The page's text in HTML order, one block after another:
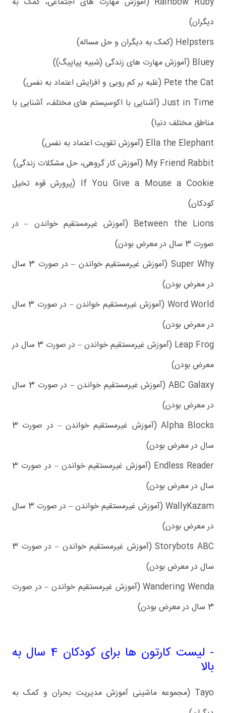
دیگران)
Helpsters (کمک به دیگران و حل مساله)
Bluey (آموزش مهارت های زندگی (شبیه پپاپیگ))
Pete the Cat (غلبه بر کم رویی و افزایش اعتماد به نفس)
Just in Time (آشنایی با اکوسیستم های مختلف، آشنایی با
مناطق مختلف دنیا)
Ella the Elephant (آموزش تقویت اعتماد به نفس)
My Friend Rabbit (آموزش کار گروهی، حل مشکلات زندگی)
If You Give a Mouse a Cookie (پرورش قوه تخیل
کودکان)
Between the Lions (آموزش غیرمستقیم خواندن – در
صورت 3 سال در معرض بودن)
Super Why (آموزش غیرمستقیم خواندن – در صورت 3 سال
در معرض بودن)
Word World (آموزش غیرمستقیم خواندن – در صورت 3 سال
در معرض بودن)
Leap Frog (آموزش غیرمستقیم خواندن – در صورت 3 سال در
معرض بودن)
ABC Galaxy (آموزش غیرمستقیم خواندن – در صورت 3 سال
در معرض بودن)
Alpha Blocks (آموزش غیرمستقیم خواندن – در صورت 3
سال در معرض بودن)
Endless Reader (آموزش غیرمستقیم خواندن – در صورت 3
سال در معرض بودن)
WallyKazam (آموزش غیرمستقیم خواندن – در صورت 3 سال
در معرض بودن)
Storybots ABC (آموزش غیرمستقیم خواندن – در صورت 3
سال در معرض بودن)
Wandering Wenda (آموزش غیرمستقیم خواندن – در صورت
3 سال در معرض بودن)
- لیست کارتون ها برای کودکان 4 سال به
بالا
Tayo (مجموعه ماشینی آموزش مدیریت بحران و کمک به